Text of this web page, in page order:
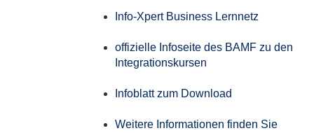
Info-Xpert Business Lernnetz
offizielle Infoseite des BAMF zu den
Integrationskursen
Infoblatt zum Download
Weitere Informationen finden Sie